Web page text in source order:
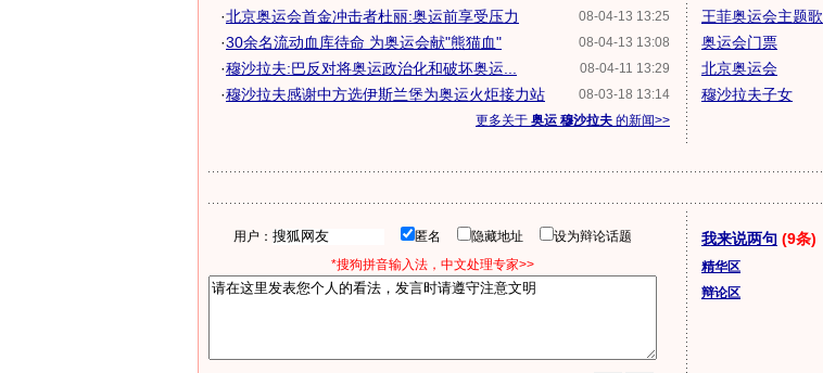
08-04-13 13:25
·北京奥运会首金冲击者杜丽:奥运前享受压力
08-04-13 13:08
·30余名流动血库待命 为奥运会献"熊猫血"
08-04-11 13:29
·穆沙拉夫:巴反对将奥运政治化和破坏奥运...
08-03-18 13:14
·穆沙拉夫感谢中方选伊斯兰堡为奥运火炬接力站
更多关于 奥运 穆沙拉夫 的新闻>>
王菲奥运会主题歌
奥运会门票
北京奥运会
穆沙拉夫子女
用户： 匿名 隐藏地址
设为辩论话题
*搜狗拼音输入法，中文处理专家>>
我来说两句 (9条)
精华区
辩论区